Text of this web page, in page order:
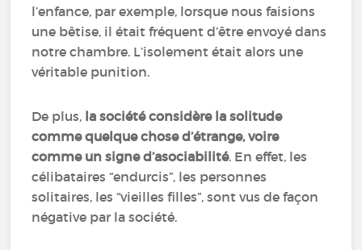
l’enfance, par exemple, lorsque nous faisions
une bêtise, il était fréquent d’être envoyé dans
notre chambre. L’isolement était alors une
véritable punition.
De plus, la société considère la solitude
comme quelque chose d’étrange, voire
comme un signe d’asociabilité. En effet, les
célibataires “endurcis”, les personnes
solitaires, les “vieilles filles”, sont vus de façon
négative par la société.